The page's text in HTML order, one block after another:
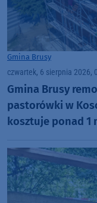
Gmina Brusy
czwartek, 6 sierpnia 2026,
Gmina Brusy
pastorówki w
kosztuje ponad 1